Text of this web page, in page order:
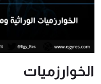
الخوارزميات